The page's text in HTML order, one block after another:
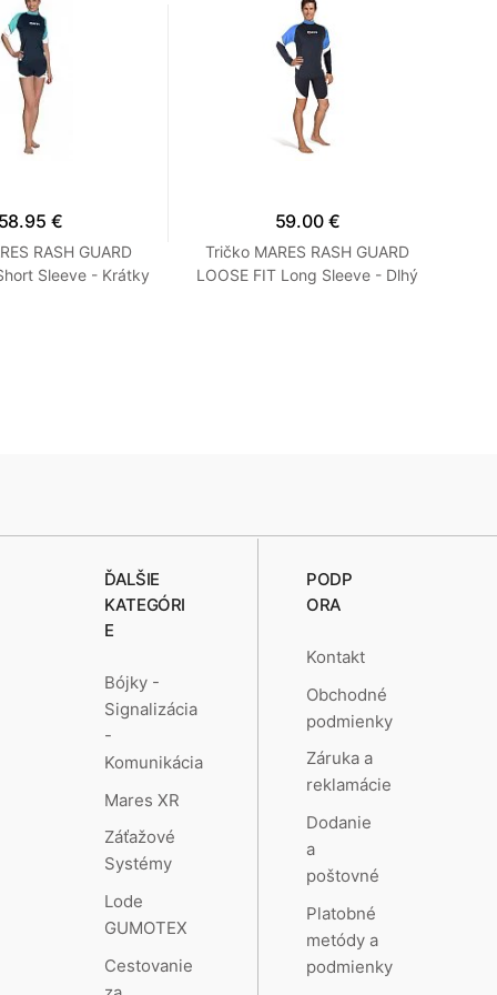
58.95 €
RASH GUARD
Sleeve - Krátky
59.00 €
Tričko MARES RASH GUARD
LOOSE FIT Long Sleeve - Dlhý
ĎALŠIE
KATEGÓRI
E
Bójky -
Signalizácia
-
Komunikácia
Mares XR
Záťažové
Systémy
Lode
GUMOTEX
Cestovanie
PODP
ORA
Kontakt
Obchodné
podmienky
Záruka a
reklamácie
Dodanie
a
poštovné
Platobné
metódy a
podmienky